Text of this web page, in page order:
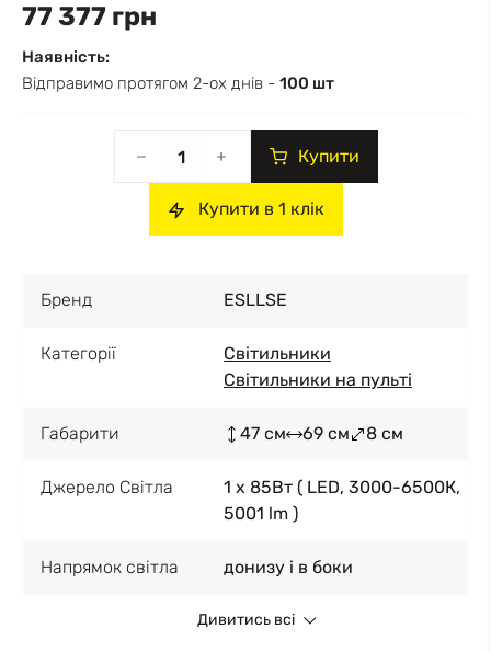
77 377 грн
Наявність:
Відправимо протягом 2-ох днів - 100 шт
Купити
Купити в 1 клік
Бренд ESLLSE
Категорії
Світильники
Світильники на пульті
Габарити 47 см 69 см 8 см
Джерело Світла
1 x 85Вт ( LED, 3000-6500К,
5001 lm )
Напрямок світла донизу і в боки
Дивитись всі